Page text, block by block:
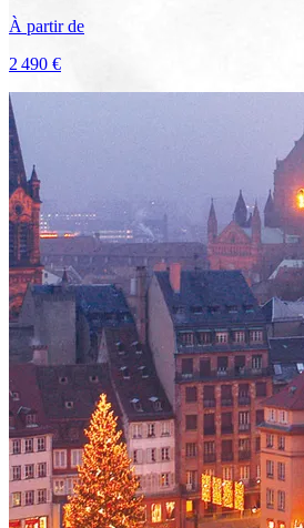
À partir de
2 490 €
Voir le voyage